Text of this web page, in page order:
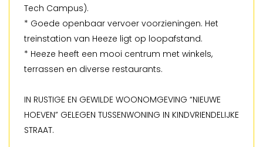
Tech Campus).
* Goede openbaar vervoer voorzieningen. Het
treinstation van Heeze ligt op loopafstand.
* Heeze heeft een mooi centrum met winkels,
terrassen en diverse restaurants.
IN RUSTIGE EN GEWILDE WOONOMGEVING “NIEUWE
HOEVEN” GELEGEN TUSSENWONING IN KINDVRIENDELIJKE
STRAAT.